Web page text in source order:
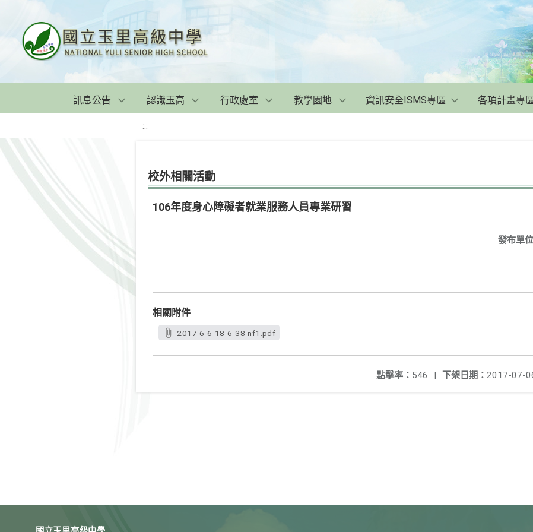
訊息公告 認識玉高 行政處室 教學園地 資訊安全ISMS專區 各項計畫專
:::
校外相關活動
106年度身心障礙者就業服務人員專業研習
發布單位
相關附件
2017-6-6-18-6-38-nf1.pdf
下架日期： 2017-07-
點擊率： 546 |